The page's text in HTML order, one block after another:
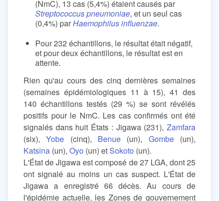
(NmC), 13 cas (5,4%) étaient causés par
Streptococcus pneumoniae, et un seul cas
(0,4%) parHaemophilus influenzae.
Pour 232 échantillons, le résultat était négatif,
et pour deux échantillons, le résultat est en
attente.
Rien qu'au cours des cinq dernières semaines
(semaines épidémiologiques 11 à 15), 41 des
140 échantillons testés (29 %) se sont révélés
positifs pour le NmC. Les cas confirmés ont été
signalés dans huit États : Jigawa (231), Zamfara
(six),Yobe (cinq), Benue (un), Gombe(un),
Katsina (un), Oyo (un) etSokoto (un).
L'État de Jigawa est composé de 27 LGA, dont 25
ont signalé au moins un cas suspect. L'État de
Jigawa a enregistré 66 décès. Au cours de
l'épidémie actuelle, les Zones de gouvernement